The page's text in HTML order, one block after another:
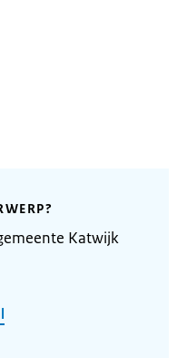
Katwijk